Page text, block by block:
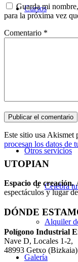
Cursos
Música
Otros servicios
Celebra
Alquiler
Galería
Guarda mi
para la próxima vez
Comentario *
Este sitio usa Akismet
procesan los datos de
UTOPIAN
Espacio de creación.
espectáculos y lugar
DÓNDE
Polígono Industrial
Nave D, Locales 1-2,
48993 Getxo (Bizkaia)